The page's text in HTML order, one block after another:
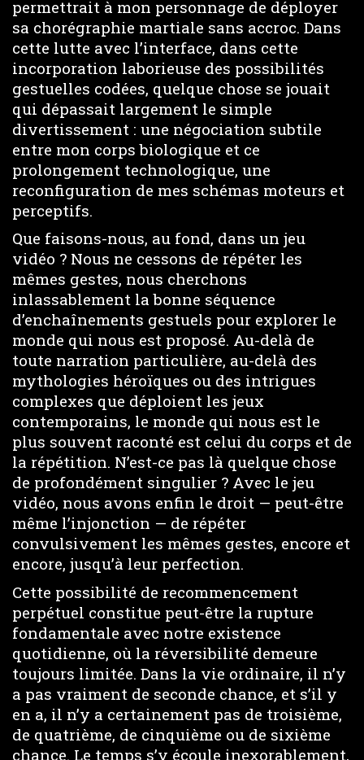
permettrait à mon personnage de déployer
sa chorégraphie martiale sans accroc. Dans
cette lutte avec l’interface, dans cette
incorporation laborieuse des possibilités
gestuelles codées, quelque chose se jouait
qui dépassait largement le simple
divertissement : une négociation subtile
entre mon corps biologique et ce
prolongement technologique, une
reconfiguration de mes schémas moteurs et
perceptifs.
Que faisons-nous, au fond, dans un jeu
vidéo ? Nous ne cessons de répéter les
mêmes gestes, nous cherchons
inlassablement la bonne séquence
d’enchaînements gestuels pour explorer le
monde qui nous est proposé. Au-delà de
toute narration particulière, au-delà des
mythologies héroïques ou des intrigues
complexes que déploient les jeux
contemporains, le monde qui nous est le
plus souvent raconté est celui du corps et de
la répétition. N’est-ce pas là quelque chose
de profondément singulier ? Avec le jeu
vidéo, nous avons enfin le droit — peut-être
même l’injonction — de répéter
convulsivement les mêmes gestes, encore et
encore, jusqu’à leur perfection.
Cette possibilité de recommencement
perpétuel constitue peut-être la rupture
fondamentale avec notre existence
quotidienne, où la réversibilité demeure
toujours limitée. Dans la vie ordinaire, il n’y
a pas vraiment de seconde chance, et s’il y
en a, il n’y a certainement pas de troisième,
de quatrième, de cinquième ou de sixième
chance. Le temps s’y écoule inexorablement,